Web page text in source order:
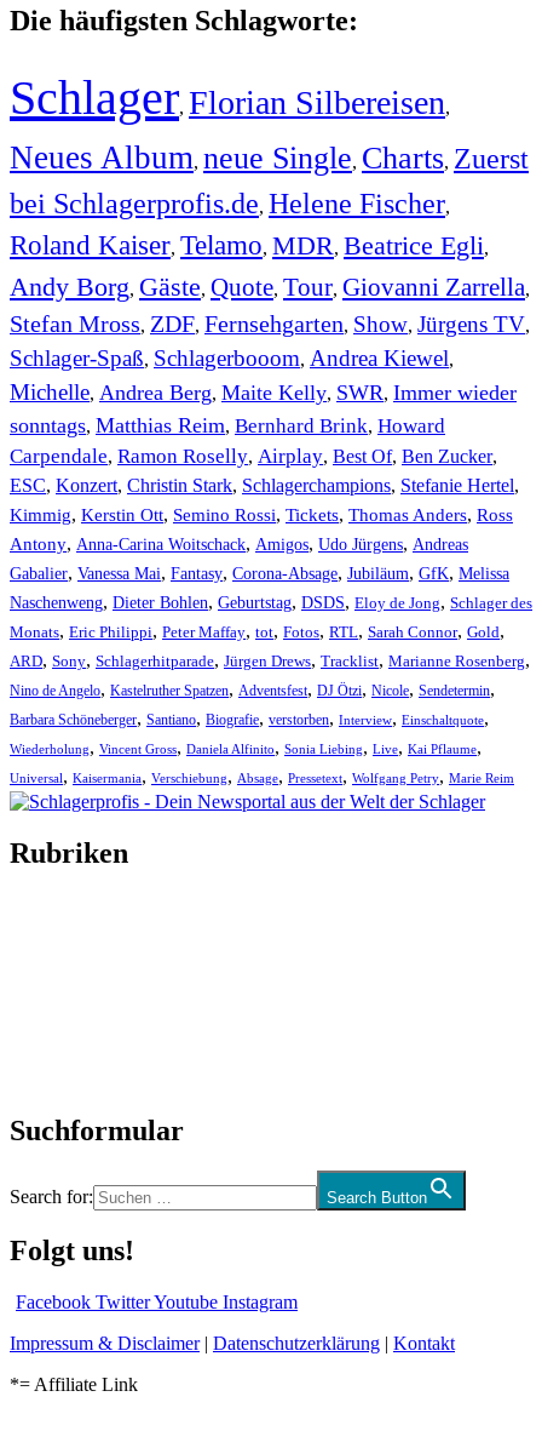
Die häufigsten Schlagworte:
Schlager, Florian Silbereisen,
Neues Album, neue Single, Charts, Zuerst
bei Schlagerprofis.de, Helene Fischer,
Roland Kaiser, Telamo, MDR, Beatrice Egli,
Andy Borg, Gäste, Quote, Tour, Giovanni Zarrella,
Stefan Mross, ZDF, Fernsehgarten, Show, Jürgens TV,
Schlager-Spaß, Schlagerbooom, Andrea Kiewel,
Michelle, Andrea Berg, Maite Kelly, SWR, Immer wieder
sonntags, Matthias Reim, Bernhard Brink, Howard
Carpendale, Ramon Roselly, Airplay, Best Of, Ben Zucker,
ESC, Konzert, Christin Stark, Schlagerchampions, Stefanie Hertel,
Kimmig, Kerstin Ott, Semino Rossi, Tickets, Thomas Anders, Ross
Antony, Anna-Carina Woitschack, Amigos, Udo Jürgens, Andreas
Gabalier, Vanessa Mai, Fantasy, Corona-Absage, Jubiläum, GfK, Melissa
Naschenweng, Dieter Bohlen, Geburtstag, DSDS, Eloy de Jong, Schlager des
Monats, Eric Philippi, Peter Maffay, tot, Fotos, RTL, Sarah Connor, Gold,
ARD, Sony, Schlagerhitparade, Jürgen Drews, Tracklist, Marianne Rosenberg,
Nino de Angelo, Kastelruther Spatzen, Adventsfest, DJ Ötzi, Nicole, Sendetermin,
Barbara Schöneberger, Santiano, Biografie, verstorben, Interview, Einschaltquote,
Wiederholung, Vincent Gross, Daniela Alfinito, Sonia Liebing, Live, Kai Pflaume,
Universal, Kaisermania, Verschiebung, Absage, Pressetext, Wolfgang Petry, Marie Reim
Rubriken
Suchformular
Search for: Search Button
Folgt uns!
Facebook TwitterYoutube Instagram
Impressum & Disclaimer| Datenschutzerklärung | Kontakt
*= Affiliate Link